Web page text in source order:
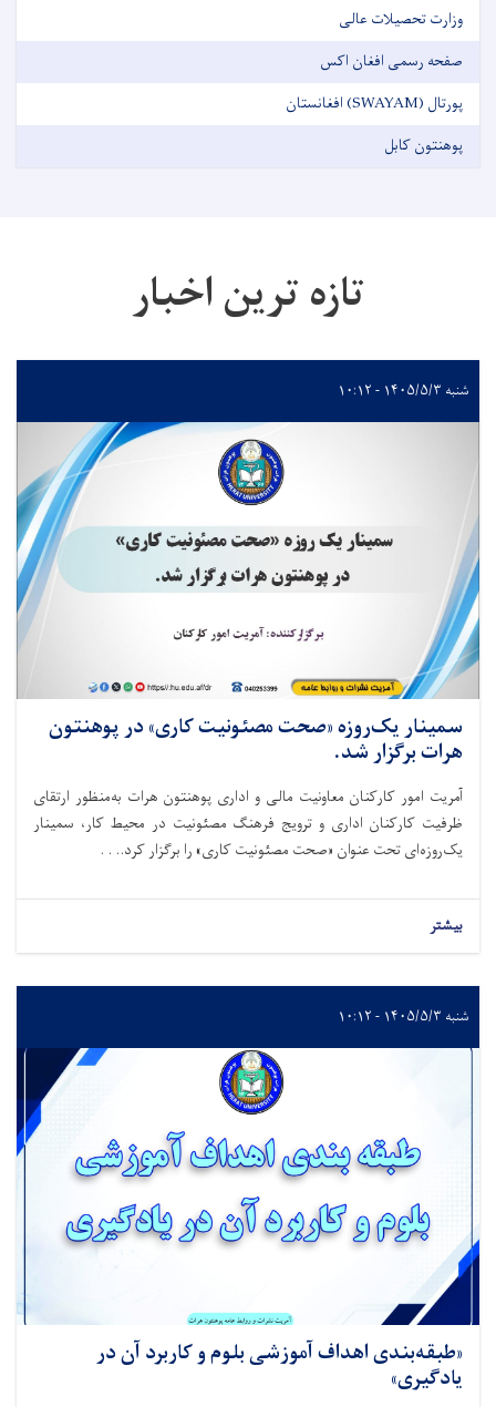
وزارت تحصیلات عالی
صفحه رسمی افغان اکس
پورتال (SWAYAM) افغانستان
پوهنتون کابل
تازه ترین اخبار
شنبه ۱۴۰۵/۵/۳ - ۱۰:۱۲
سمینار یک‌روزه «صحت مصئونیت کاری» در پوهنتون
هرات برگزار شد.
آمریت امور کارکنان معاونیت مالی و اداری پوهنتون هرات به‌منظور ارتقای
ظرفیت کارکنان اداری و ترویج فرهنگ مصئونیت در محیط کار، سمینار
یک‌روزه‌ای تحت عنوان «صحت مصئونیت کاری» را برگزار کرد.. . .
بیشتر
شنبه ۱۴۰۵/۵/۳ - ۱۰:۱۲
«طبقه‌بندی اهداف آموزشی بلوم و کاربرد آن در
یادگیری»